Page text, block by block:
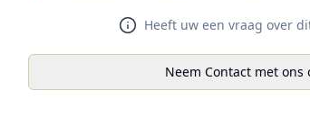
Heeft uw een vraag over
Neem Contact met ons